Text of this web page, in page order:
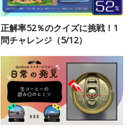
正解率52％のクイズに挑戦！1
問チャレンジ（5/12）